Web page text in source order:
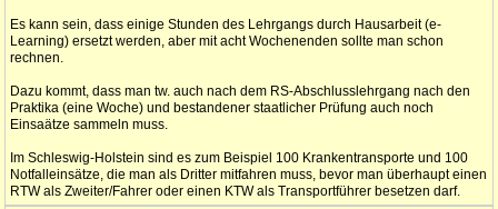
Es kann sein, dass einige Stunden des Lehrgangs durch Hausarbeit (e-
Learning) ersetzt werden, aber mit acht Wochenenden sollte man schon
rechnen.
Dazu kommt, dass man tw. auch nach dem RS-Abschlusslehrgang nach den
Praktika (eine Woche) und bestandener staatlicher Prüfung auch noch
Einsaätze sammeln muss.
Im Schleswig-Holstein sind es zum Beispiel 100 Krankentransporte und 100
Notfalleinsätze, die man als Dritter mitfahren muss, bevor man überhaupt einen
RTW als Zweiter/Fahrer oder einen KTW als Transportführer besetzen darf.